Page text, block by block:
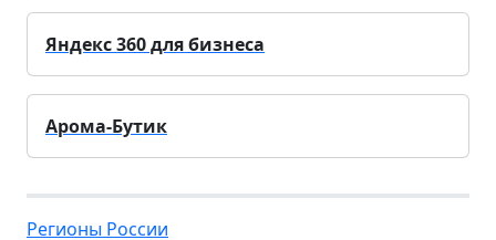
Яндекс 360 для бизнеса
Арома-Бутик
Регионы России